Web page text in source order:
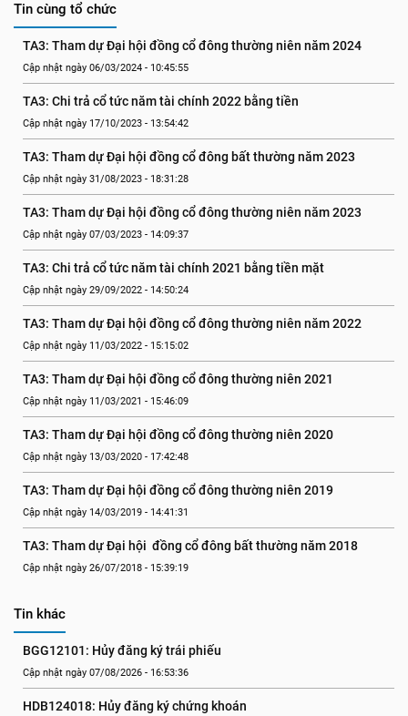
Tin cùng tổ chức
TA3: Tham dự Đại hội đồng cổ đông thường niên năm 2024
Cập nhật ngày 06/03/2024 - 10:45:55
TA3: Chi trả cổ tức năm tài chính 2022 bằng tiền
Cập nhật ngày 17/10/2023 - 13:54:42
TA3: Tham dự Đại hội đồng cổ đông bất thường năm 2023
Cập nhật ngày 31/08/2023 - 18:31:28
TA3: Tham dự Đại hội đồng cổ đông thường niên năm 2023
Cập nhật ngày 07/03/2023 - 14:09:37
TA3: Chi trả cổ tức năm tài chính 2021 bằng tiền mặt
Cập nhật ngày 29/09/2022 - 14:50:24
TA3: Tham dự Đại hội đồng cổ đông thường niên năm 2022
Cập nhật ngày 11/03/2022 - 15:15:02
TA3: Tham dự Đại hội đồng cổ đông thường niên 2021
Cập nhật ngày 11/03/2021 - 15:46:09
TA3: Tham dự Đại hội đồng cổ đông thường niên 2020
Cập nhật ngày 13/03/2020 - 17:42:48
TA3: Tham dự Đại hội đồng cổ đông thường niên 2019
Cập nhật ngày 14/03/2019 - 14:41:31
TA3: Tham dự Đại hội  đồng cổ đông bất thường năm 2018
Cập nhật ngày 26/07/2018 - 15:39:19
Tin khác
BGG12101: Hủy đăng ký trái phiếu
Cập nhật ngày 07/08/2026 - 16:53:36
HDB124018: Hủy đăng ký chứng khoán